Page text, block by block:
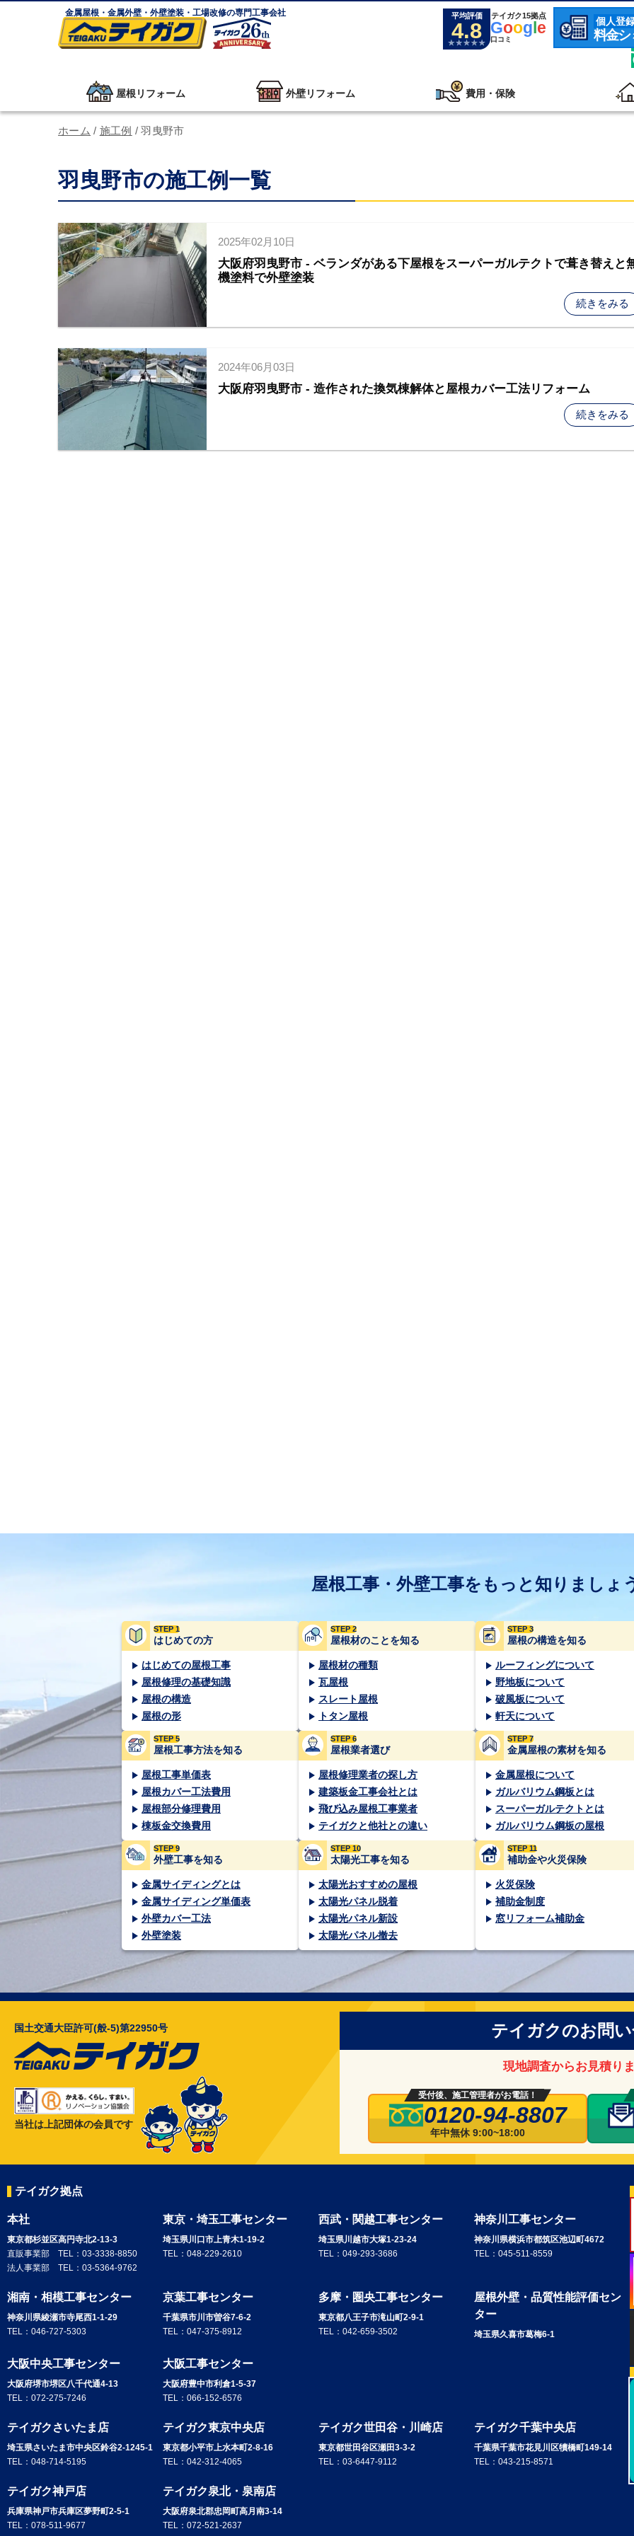
金属屋根・金属外壁・外壁塗装・工場改修の専門工事会社 平均評価
4.8
テイガク15拠点
Google
口コミ
個人登
料金シ
屋根リフォーム 外壁リフォーム 費用・保険
ホーム / 施工例 / 羽曳野市
羽曳野市の施工例一覧
2025年02月10日
大阪府羽曳野市 - ベランダがある下屋根をスーパーガルテクトで葺き替えと
機塗料で外壁塗装
続きをみる
2024年06月03日
大阪府羽曳野市 - 造作された換気棟解体と屋根カバー工法リフォーム
続きをみる
屋根工事・外壁工事をもっと知りましょ
STEP 1
はじめての方
はじめての屋根工事
屋根修理の基礎知識
屋根の構造
屋根の形
STEP 2
屋根材のことを知る
屋根材の種類
瓦屋根
スレート屋根
トタン屋根
STEP 3
屋根の構造を知る
ルーフィングについて
野地板について
破風板について
軒天について
STEP 5
屋根工事方法を知る
屋根工事単価表
屋根カバー工法費用
屋根部分修理費用
棟板金交換費用
STEP 6
屋根業者選び
屋根修理業者の探し方
建築板金工事会社とは
飛び込み屋根工事業者
テイガクと他社との違い
STEP 7
金属屋根の素材を知る
金属屋根について
ガルバリウム鋼板とは
スーパーガルテクトとは
ガルバリウム鋼板の屋根
STEP 9
外壁工事を知る
金属サイディングとは
金属サイディング単価表
外壁カバー工法
外壁塗装
STEP 10
太陽光工事を知る
太陽光おすすめの屋根
太陽光パネル脱着
太陽光パネル新設
太陽光パネル撤去
STEP 11
補助金や火災保険
火災保険
補助金制度
窓リフォーム補助金
国土交通大臣許可(般-5)第22950号
当社は上記団体の会員です
テイガクのお問
現地調査からお見積り
受付後、施工管理者がお電話！
0120-94-8807
年中無休 9:00~18:00
テイガク拠点
本社
東京都杉並区高円寺北2-13-3
直販事業部 TEL： 03-3338-8850
法人事業部 TEL： 03-5364-9762
東京・埼玉工事センター
埼玉県川口市上青木1-19-2
TEL： 048-229-2610
西武・関越工事センター
埼玉県川越市大塚1-23-24
TEL： 049-293-3686
神奈川工事センター
神奈川県横浜市都筑区池辺町4672
TEL： 045-511-8559
湘南・相模工事センター
神奈川県綾瀬市寺尾西1-1-29
TEL： 046-727-5303
京葉工事センター
千葉県市川市曽谷7-6-2
TEL： 047-375-8912
多摩・圏央工事センター
東京都八王子市滝山町2-9-1
TEL： 042-659-3502
屋根外壁・品質性能評価セン
ター
埼玉県久喜市葛梅6-1
大阪中央工事センター
大阪府堺市堺区八千代通4-13
TEL： 072-275-7246
大阪工事センター
大阪府豊中市利倉1-5-37
TEL： 066-152-6576
テイガクさいたま店
埼玉県さいたま市中央区鈴谷2-1245-1
TEL： 048-714-5195
テイガク東京中央店
東京都小平市上水本町2-8-16
TEL： 042-312-4065
テイガク世田谷・川崎店
東京都世田谷区瀬田3-3-2
TEL： 03-6447-9112
テイガク千葉中央店
千葉県千葉市花見川区犢橋町149-14
TEL： 043-215-8571
テイガク神戸店
兵庫県神戸市兵庫区夢野町2-5-1
TEL： 078-511-9677
テイガク泉北・泉南店
大阪府泉北郡忠岡町高月南3-14
TEL： 072-521-2637